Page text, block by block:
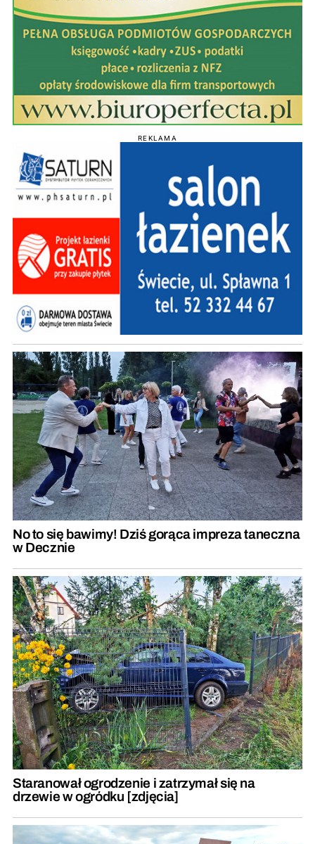
REKLAMA
No to się bawimy! Dziś gorąca impreza taneczna
w Decznie
Staranował ogrodzenie i zatrzymał się na
drzewie w ogródku [zdjęcia]